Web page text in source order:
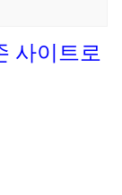
사이트로